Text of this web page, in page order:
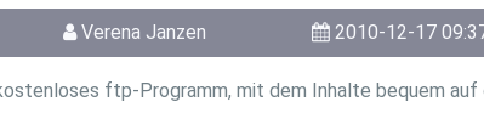
Verena Janzen 2010-12-17
ftp-Programm, mit dem Inhalte bequem auf